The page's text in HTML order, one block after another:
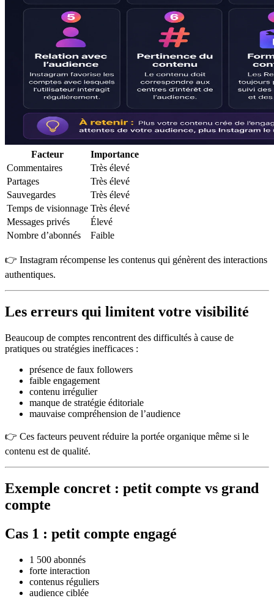
Facteur
Importance
Commentaires
Très élevé
Partages
Très élevé
Sauvegardes
Très élevé
Temps de visionnage Très élevé
Messages privés
Élevé
Nombre d’abonnés
Faible
👉 Instagram récompense les contenus qui génèrent des interactions
authentiques.
Les erreurs qui limitent votre visibilité
Beaucoup de comptes rencontrent des difficultés à cause de
pratiques ou stratégies inefficaces :
présence de faux followers
faible engagement
contenu irrégulier
manque de stratégie éditoriale
mauvaise compréhension de l’audience
👉 Ces facteurs peuvent réduire la portée organique même si le
contenu est de qualité.
Exemple concret : petit compte vs grand
compte
Cas 1 : petit compte engagé
1 500 abonnés
forte interaction
contenus réguliers
audience ciblée